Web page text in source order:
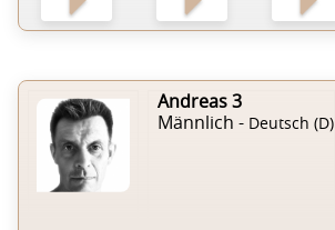
Andreas 3
Männlich - Deutsch (D)